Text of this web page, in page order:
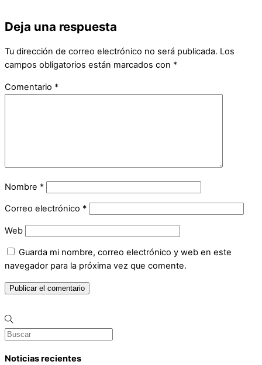
Deja una respuesta
Tu dirección de correo electrónico no será publicada. Los
campos obligatorios están marcados con *
Comentario *
Nombre *
Correo electrónico *
Web
Guarda mi nombre, correo electrónico y web en este
navegador para la próxima vez que comente.
Noticias recientes